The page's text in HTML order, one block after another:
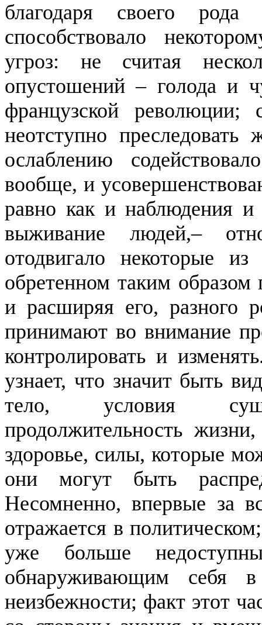
благодаря своего
способствовало
угроз: не считая
опустошений – голода и
французской революции;
неотступно
ослаблению
вообще, и
равно как и наблюдения
выживание людей,–
отодвигало некоторые
обретенном таким образом
и расширяя его, разного
принимают во внимание
контролировать и
узнает, что значит быть
тело, условия
продолжительность
здоровье, силы, которые
они могут быть
Несомненно, впервые за
отражается в
уже больше
обнаруживающим себя
неизбежности; факт этот